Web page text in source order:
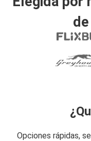
Opciones rápidas,